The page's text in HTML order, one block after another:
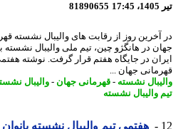
81890655
روز از رقابت های والیبال نشسته
در هانگژو چین، تیم ملی والیبال نشسته
در جایگاه هفتم قرار گرفت. نوشته هفتمی
جهان ...
نشسته-قهرمانی جهان-والیبال نشسته
والیبال نشسته
هفتمی تیم والیبال نشسته بانوان در